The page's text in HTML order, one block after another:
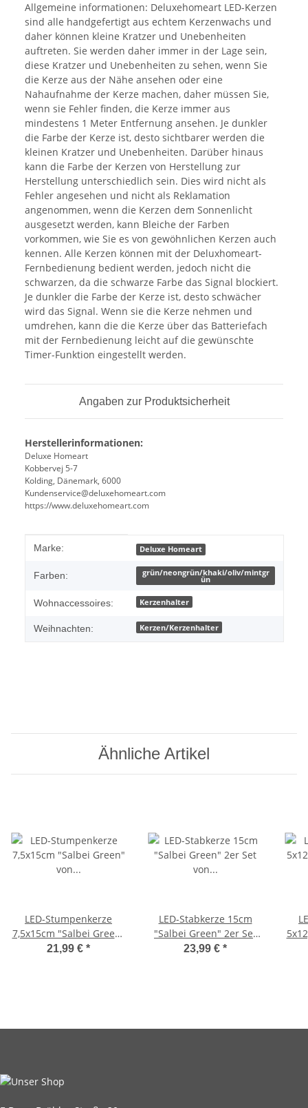
Allgemeine informationen: Deluxehomeart LED-Kerzen
sind alle handgefertigt aus echtem Kerzenwachs und
daher können kleine Kratzer und Unebenheiten
auftreten. Sie werden daher immer in der Lage sein,
diese Kratzer und Unebenheiten zu sehen, wenn Sie
die Kerze aus der Nähe ansehen oder eine
Nahaufnahme der Kerze machen, daher müssen Sie,
wenn sie Fehler finden, die Kerze immer aus
mindestens 1 Meter Entfernung ansehen. Je dunkler
die Farbe der Kerze ist, desto sichtbarer werden die
kleinen Kratzer und Unebenheiten. Darüber hinaus
kann die Farbe der Kerzen von Herstellung zur
Herstellung unterschiedlich sein. Dies wird nicht als
Fehler angesehen und nicht als Reklamation
angenommen, wenn die Kerzen dem Sonnenlicht
ausgesetzt werden, kann Bleiche der Farben
vorkommen, wie Sie es von gewöhnlichen Kerzen auch
kennen. Alle Kerzen können mit der Deluxhomeart-
Fernbedienung bedient werden, jedoch nicht die
schwarzen, da die schwarze Farbe das Signal blockiert.
Je dunkler die Farbe der Kerze ist, desto schwächer
wird das Signal. Wenn sie die Kerze nehmen und
umdrehen, kann die die Kerze über das Batteriefach
mit der Fernbedienung leicht auf die gewünschte
Timer-Funktion eingestellt werden.
Angaben zur Produktsicherheit
Herstellerinformationen:
Deluxe Homeart
Kobbervej 5-7
Kolding, Dänemark, 6000
Kundenservice@deluxehomeart.com
https://www.deluxehomeart.com
Produkteigenschaft
Wert
Marke: Deluxe Homeart
Farben: grün/neongrün/khaki/oliv/mintgr
ün
Wohnaccessoires: Kerzenhalter
Weihnachten: Kerzen/Kerzenhalter
Ähnliche Artikel
LED-Stumpenkerze
7,5x15cm "Salbei Green"
von DELUXE Homeart
21,99 € *
LED-Stabkerze 15cm
"Salbei Green" 2er Set
von DELUXE Homeart
23,99 € *